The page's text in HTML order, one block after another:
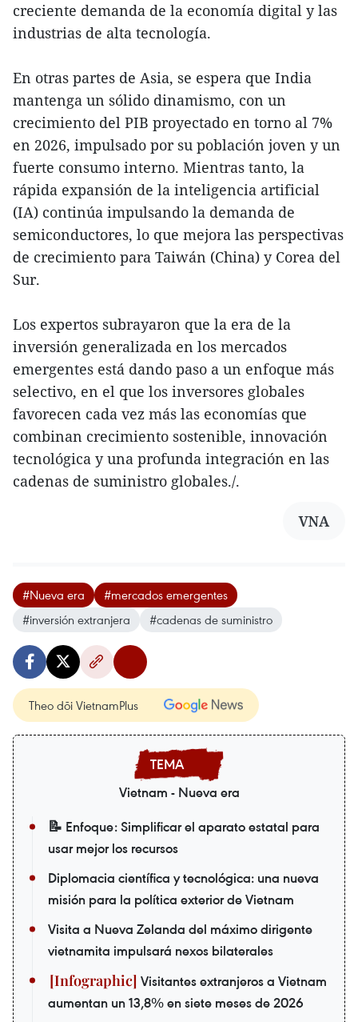
creciente demanda de la economía digital y las
industrias de alta tecnología.
En otras partes de Asia, se espera que India
mantenga un sólido dinamismo, con un
crecimiento del PIB proyectado en torno al 7%
en 2026, impulsado por su población joven y un
fuerte consumo interno. Mientras tanto, la
rápida expansión de la inteligencia artificial
(IA) continúa impulsando la demanda de
semiconductores, lo que mejora las perspectivas
de crecimiento para Taiwán (China) y Corea del
Sur.
Los expertos subrayaron que la era de la
inversión generalizada en los mercados
emergentes está dando paso a un enfoque más
selectivo, en el que los inversores globales
favorecen cada vez más las economías que
combinan crecimiento sostenible, innovación
tecnológica y una profunda integración en las
cadenas de suministro globales./.
VNA
#Nueva era
#mercados emergentes
#inversión extranjera
#cadenas de suministro
Theo dõi VietnamPlus
Vietnam - Nueva era
📝 Enfoque: Simplificar el aparato estatal para
usar mejor los recursos
Diplomacia científica y tecnológica: una nueva
misión para la política exterior de Vietnam
Visita a Nueva Zelanda del máximo dirigente
vietnamita impulsará nexos bilaterales
Visitantes extranjeros a Vietnam
aumentan un 13,8% en siete meses de 2026